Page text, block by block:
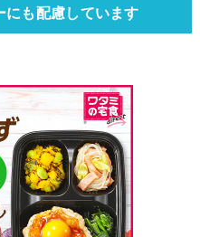
にも配慮しています